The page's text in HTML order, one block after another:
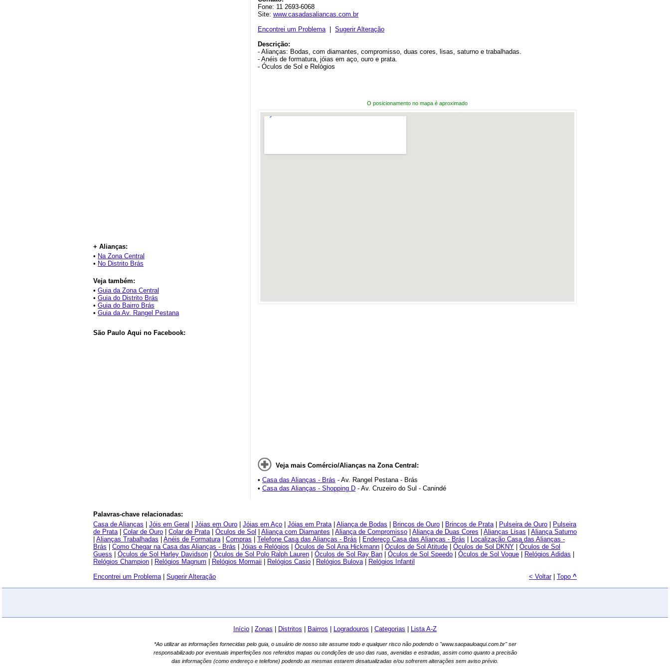
+ Alianças:
• Na Zona Central
• No Distrito Brás
Veja também:
• Guia da Zona Central
• Guia do Distrito Brás
• Guia do Bairro Brás
• Guia da Av. Rangel Pestana
São Paulo Aqui no Facebook:
Fone: 11 2693-6068
Site: www.casadasaliancas.com.br
Encontrei um Problema| Sugerir Alteração
Descrição:
- Alianças: Bodas, com diamantes, compromisso, duas cores, lisas, saturno e trabalhadas.
- Anéis de formatura, jóias em aço, ouro e prata.
- Óculos de Sol e Relógios
O posicionamento no mapa é aproximado
Veja mais Comércio/Alianças na Zona Central:
• Casa das Alianças - Brás - Av. Rangel Pestana - Brás
• Casa das Alianças - Shopping D - Av. Cruzeiro do Sul - Canindé
Palavras-chave relacionadas:
Casa de Alianças
Jóis em Geral Jóias em Ouro Jóias em Aço Jóias em Prata| Aliança de Bodas Brincos de Ouro Brincos de Prata| Pulseira de Ouro
Pulseira
de Prata| Colar de Ouro Colar de Prata| Óculos de Sol Aliança com Diamantes Aliança de Compromisso Aliança de Duas Cores Alianças Lisas
Aliança Saturno
Alianças Trabalhadas Anéis de Formatura| Compras Telefone Casa das Alianças - Brás Endereço Casa das Alianças - Brás
Localização Casa das Alianças -
Brás
Como Chegar na Casa das Alianças - Brás Jóias e Relógios Óculos de Sol Ana Hickmann Óculos de Sol Atitude Óculos de Sol DKNY
Óculos de Sol
Guess
Óculos de Sol Harley Davidson Óculos de Sol Polo Ralph Lauren Óculos de Sol Ray Ban Óculos de Sol Speedo Óculos de Sol Vogue Relógios Adidas
Relógios Champion
Relógios Magnum Relógios Mormaii Relógios Casio Relógios Bulova|
Relógios Infantil
Encontrei um Problema| Sugerir Alteração < Voltar| Topo ^
Início Zonas Distritos Bairros Logradouros Categorias Lista A-Z
*Ao utilizar as informações fornecidas pelo guia, o usuário de nosso site assume todo e qualquer risco não podendo o "www.saopauloaqui.com.br" ser
responsabilizado por eventuais imperfeições nos referidos mapas ou condições de uso das ruas, avenidas e estradas, assim como quanto a precisão
das informações (como endereço e telefone) podendo as mesmas estarem desatualizadas e/ou sofrerem alterações sem aviso prévio.